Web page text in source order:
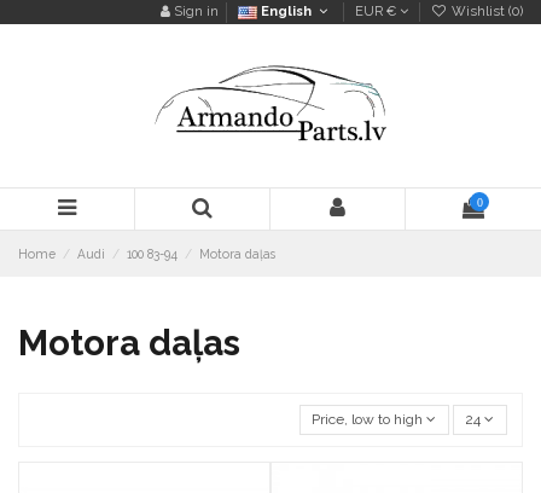
Sign in English EUR € Wishlist (0)
0
Home Audi 100 83-94 Motora daļas
Motora daļas
Price, low to high 24